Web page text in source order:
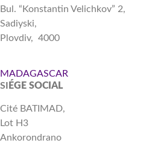
Bul. “Konstantin Velichkov” 2,
Sadiyski,
Plovdiv, 4000
MADAGASCAR
SI ÉGE SOCIAL
Cité BATIMAD,
Lot H3
Ankorondrano